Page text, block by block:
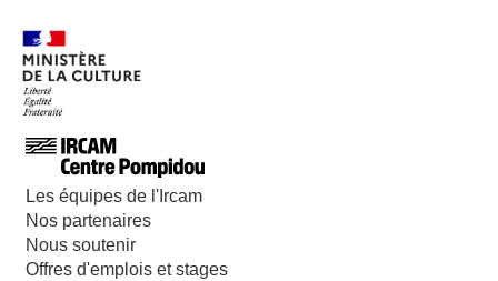
Les équipes de l'Ircam
Nos partenaires
Nous soutenir
Offres d'emplois et stages